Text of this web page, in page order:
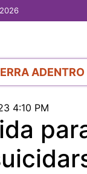
ADENTRO
4:10 PM